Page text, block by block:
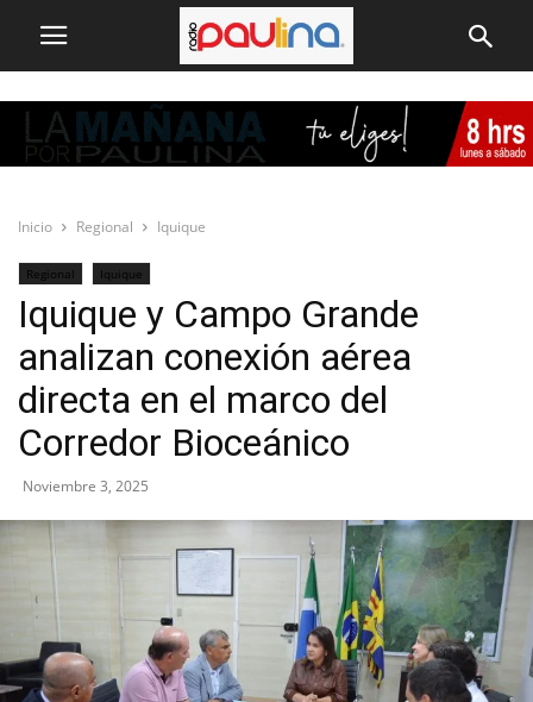
Inicio Regional Iquique
Regional Iquique
Iquique y Campo Grande
analizan conexión aérea
directa en el marco del
Corredor Bioceánico
Noviembre 3, 2025